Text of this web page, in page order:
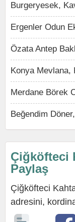
Burgeryesek,
Ergenler Odun
Özata Antep
Konya Mevlana,
Merdane Börek
Beğendim
Çiğköfteci
Paylaş
Çiğköfteci
adresini,